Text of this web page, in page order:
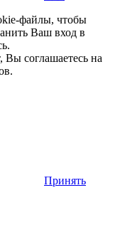
файлы, чтобы
Ваш вход в
Вы соглашаетесь на
Принять